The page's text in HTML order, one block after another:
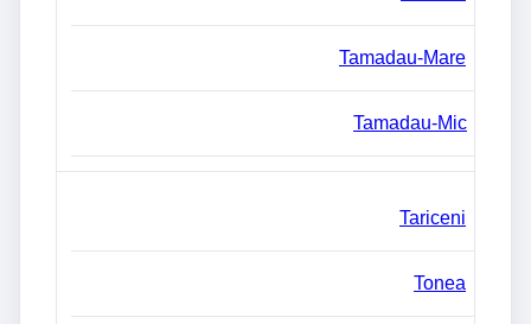
Tamadau-Mare
Tamadau-Mic
Tariceni
Tonea